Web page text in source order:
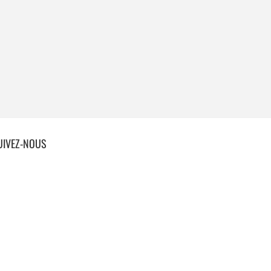
NOUS